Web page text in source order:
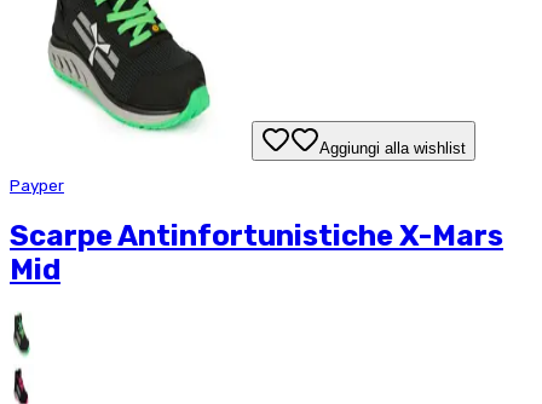
Aggiungi alla wishlist
Payper
Scarpe Antinfortunistiche X-Mars
Mid